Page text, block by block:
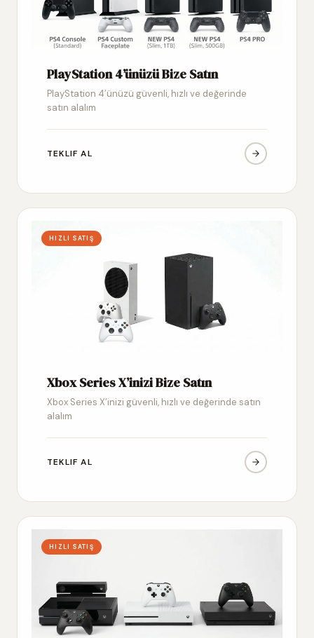
PlayStation 4’ünüzü Bize Satın
PlayStation 4’ünüzü güvenli, hızlı ve değerinde
satın alalım
TEKLIF AL
HIZLI SATIŞ
Xbox Series X’inizi Bize Satın
Xbox Series X’inizi güvenli, hızlı ve değerinde satın
alalım
TEKLIF AL
HIZLI SATIŞ